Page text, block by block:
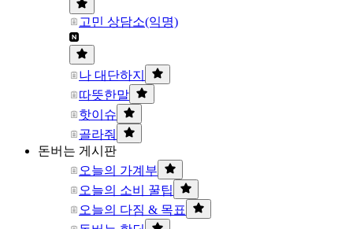
고민 상담소(익명)
나 대단하지
따뜻한말
핫이슈
골라줘
돈버는 게시판
오늘의 가계부
오늘의 소비 꿀팁
오늘의 다짐 & 목표